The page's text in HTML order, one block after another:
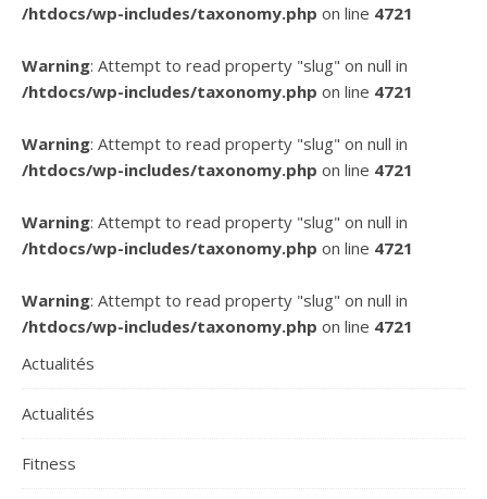
/htdocs/wp-includes/taxonomy.php on line 4721
Warning: Attempt to read property "slug" on null in
/htdocs/wp-includes/taxonomy.php on line 4721
Warning: Attempt to read property "slug" on null in
/htdocs/wp-includes/taxonomy.php on line 4721
Warning: Attempt to read property "slug" on null in
/htdocs/wp-includes/taxonomy.php on line 4721
Warning: Attempt to read property "slug" on null in
/htdocs/wp-includes/taxonomy.php on line 4721
Actualités
Actualités
Fitness